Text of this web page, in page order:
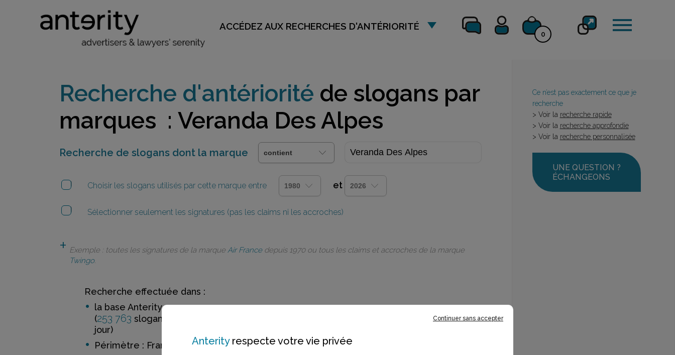
ACCÉDEZ AUX RECHERCHES D'ANTÉRIORITÉ
0
Recherche d'antériorité de slogans par
marques : Veranda Des Alpes
Recherche de slogans dont la marque
Choisir les slogans utilisés par cette marque entre et
Sélectionner seulement les signatures (pas les claims ni les accroches)
Exemple : toutes les signatures de la marque Air Francedepuis 1970 ou tous les claims et accroches de la marque
Twingo.
Recherche effectuée dans :
la base Anterity
(253 763 slogans de
jour)
Périmètre : France
Ce n’est pas exactement ce que je
recherche
> Voir la recherche rapide
> Voir la recherche approfondie
> Voir la recherche personnalisée
UNE QUESTION ?
ÉCHANGEONS
Continuer sans accepter
Anterityrespecte votre vie privée